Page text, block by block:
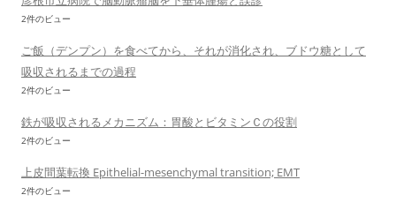
2件のビュー
ご飯（デンプン）を食べてから、それが消化され、ブドウ糖として
吸収されるまでの過程
2件のビュー
鉄が吸収されるメカニズム：胃酸とビタミンＣの役割
2件のビュー
上皮間葉転換 Epithelial-mesenchymal transition; EMT
2件のビュー